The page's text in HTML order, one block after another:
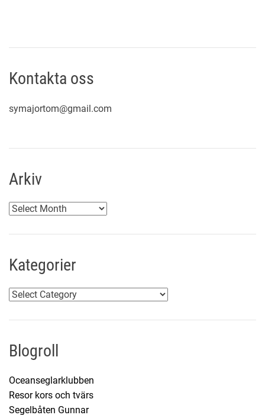
Kontakta oss
symajortom@gmail.com
Arkiv
A
k
v
Kategorier
K
t
g
r
i
e
Blogroll
Oceanseglarklubben
Resor kors och tvärs
Segelbåten Gunnar